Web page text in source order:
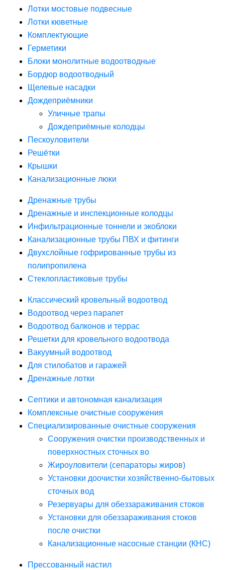
Лотки мостовые подвесные
Лотки кюветные
Комплектующие
Герметики
Блоки монолитные водоотводные
Бордюр водоотводный
Щелевые насадки
Дождеприёмники
Уличные трапы
Дождеприёмные колодцы
Пескоуловители
Решётки
Крышки
Канализационные люки
Дренажные трубы
Дренажные и инспекционные колодцы
Инфильтрационные тоннели и экоблоки
Канализационные трубы ПВХ и фитинги
Двухслойные гофрированные трубы из
полипропилена
Стеклопластиковые трубы
Классический кровельный водоотвод
Водоотвод через парапет
Водоотвод балконов и террас
Решетки для кровельного водоотвода
Вакуумный водоотвод
Для стилобатов и гаражей
Дренажные лотки
Септики и автономная канализация
Комплексные очистные сооружения
Специализированные очистные сооружения
Сооружения очистки производственных и
поверхностных сточных во
Жироуловители (сепараторы жиров)
Установки доочистки хозяйственно-бытовых
сточных вод
Резервуары для обеззараживания стоков
Установки для обеззараживания стоков
после очистки
Канализационные насосные станции (КНС)
Прессованный настил